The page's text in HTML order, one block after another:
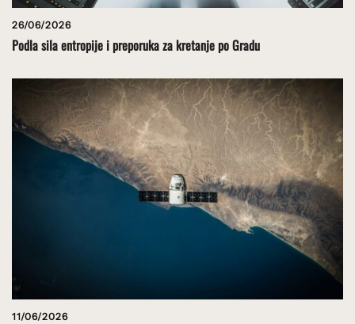
26/06/2026
Podla sila entropije i preporuka za kretanje po Gradu
11/06/2026